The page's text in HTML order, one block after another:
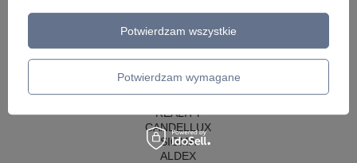
PRODUCENCI
MAYTONI
ARGON
REALITY
CANDELLUX
SIGMA
ALDEX
Potwierdzam wymagane
Potwierdzam wszystkie